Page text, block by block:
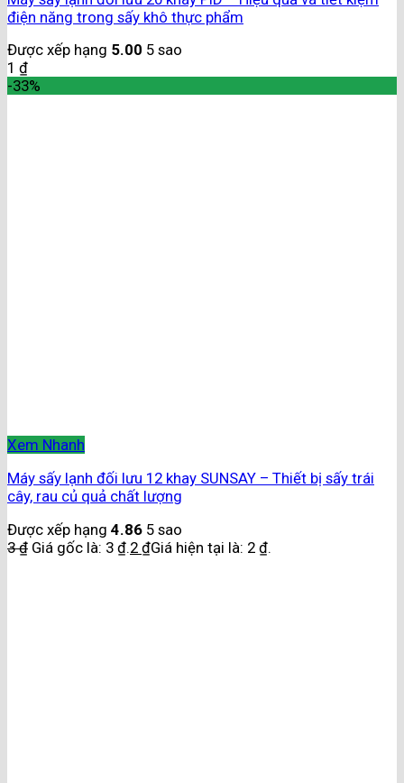
điện năng trong sấy khô thực phẩm
Được xếp hạng 5.00 5 sao
1 ₫
-33%
Xem Nhanh
Máy sấy lạnh đối lưu 12 khay SUNSAY – Thiết bị sấy trái
cây, rau củ quả chất lượng
Được xếp hạng 4.86 5 sao
3₫ Giá gốc là: 3 ₫.2 ₫Giá hiện tại là: 2 ₫.